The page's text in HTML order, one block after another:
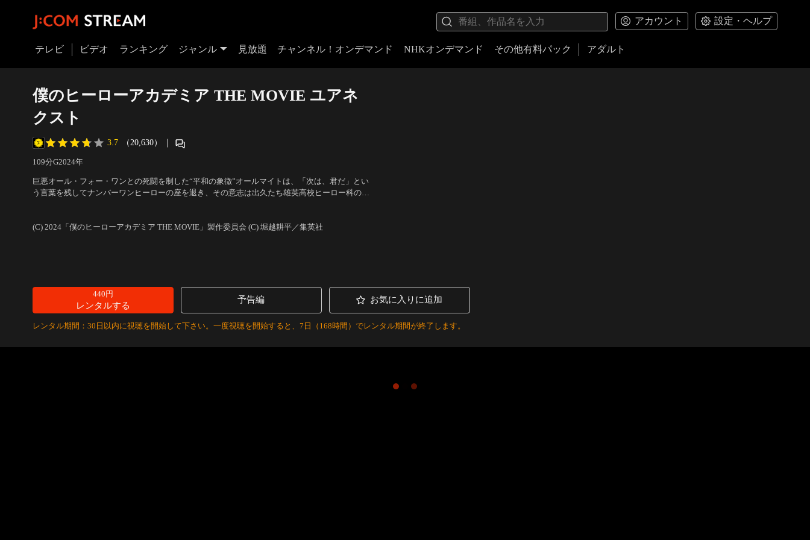
アカウント 設定・ヘルプ
テレビ ビデオ ランキング ジャンル 見放題 チャンネル！オンデマンド NHKオンデマンド その他有料パック アダルト
僕のヒーローアカデミア THE MOVIE ユアネ
クスト
3.7 （20,630） ｜
109分G2024年
巨悪オール・フォー・ワンとの死闘を制した“平和の象徴”オールマイトは、「次は、君だ」とい
う言葉を残してナンバーワンヒーローの座を退き、その意志は出久たち雄英高校ヒーロー科の生
の…。
(C) 2024「僕のヒーローアカデミア THE MOVIE」製作委員会 (C) 堀越耕平／集英社
440円
レンタルする
予告編 お気に入りに追加
レンタル期間：30日以内に視聴を開始して下さい。一度視聴を開始すると、7日（168時間）でレンタル期間が終了します。